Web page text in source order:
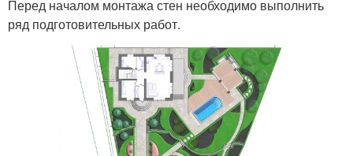
Перед началом монтажа стен необходимо выполнить
ряд подготовительных работ.